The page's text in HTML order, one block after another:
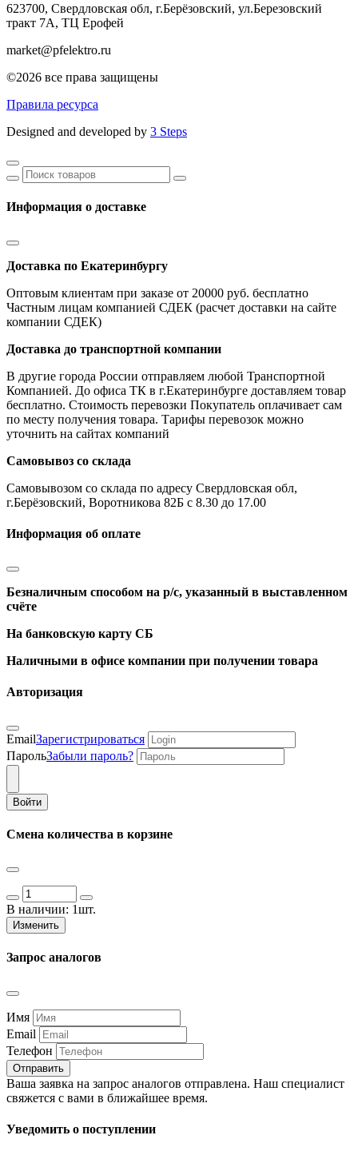
623700, Свердловская обл, г.Берёзовский, ул.Березовский
тракт 7А, ТЦ Ерофей
market@pfelektro.ru
©2026 все права защищены
Правила ресурса
Designed and developed by 3 Steps
Информация о доставке
Доставка по Екатеринбургу
Оптовым клиентам при заказе от 20000 руб. бесплатно
Частным лицам компанией СДЕК (расчет доставки на сайте
компании СДЕК)
Доставка до транспортной компании
В другие города России отправляем любой Транспортной
Компанией. До офиса ТК в г.Екатеринбурге доставляем товар
бесплатно. Стоимость перевозки Покупатель оплачивает сам
по месту получения товара. Тарифы перевозок можно
уточнить на сайтах компаний
Самовывоз со склада
Самовывозом со склада по адресу Свердловская обл,
г.Берёзовский, Воротникова 82Б с 8.30 до 17.00
Информация об оплате
Безналичным способом на р/с, указанный в выставленном
счёте
На банковскую карту СБ
Наличными в офисе компании при получении товара
Авторизация
EmailЗарегистрироваться
ПарольЗабыли пароль?
Войти
Смена количества в корзине
В наличии: 1шт.
Изменить
Запрос аналогов
Имя
Email
Телефон
Отправить
Ваша заявка на запрос аналогов отправлена. Наш специалист
свяжется с вами в ближайшее время.
Уведомить о поступлении